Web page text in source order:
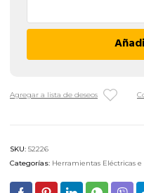
Aviación
Biassoni
-
Agregar a lista de deseos
SKU: 52226
Categorías: Herramientas Eléctricas